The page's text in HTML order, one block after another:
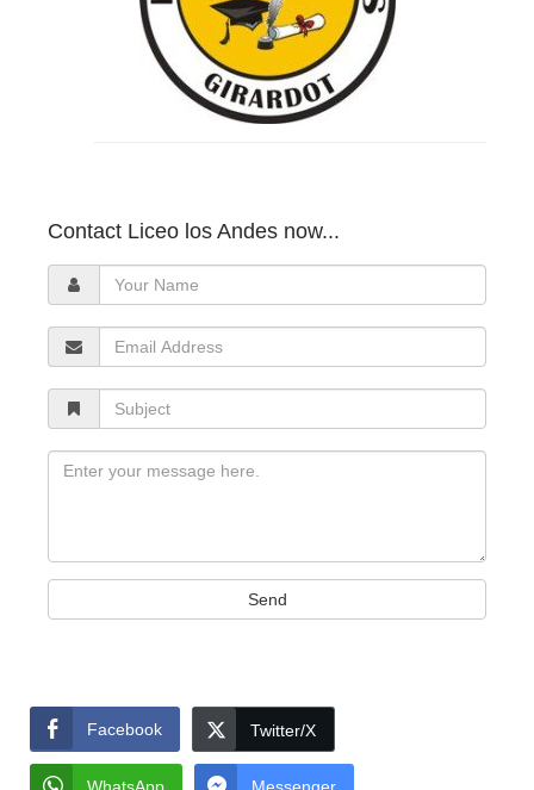
Contact Liceo los Andes now...
Your
Name
Email
Address
Subject
Message
Send
Facebook Twitter/X